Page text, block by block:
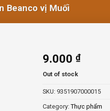
Beanco vị Muối
9.000₫
Out of stock
SKU: 9351907000015
Category:Thực phẩm